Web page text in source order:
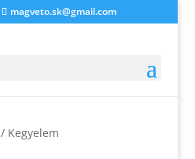
magveto.sk@gmail.com
/ Kegyelem